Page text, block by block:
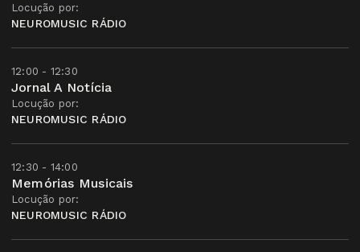
Locução por:
NEUROMUSIC RÁDIO
12:00 - 12:30
Jornal A Notícia
Locução por:
NEUROMUSIC RÁDIO
12:30 - 14:00
Memórias Musicais
Locução por:
NEUROMUSIC RÁDIO